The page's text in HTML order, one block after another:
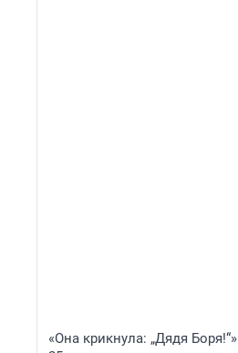
«Она крикнула: „Дядя Боря!“»